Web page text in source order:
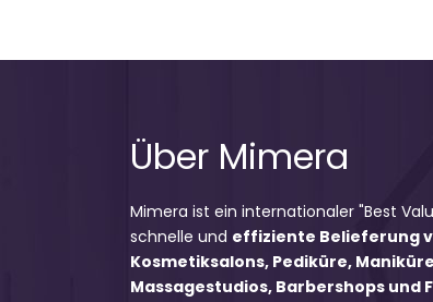
Über Mimera
Mimera ist ein internationaler "Best
schnelle und effiziente Belieferung
Kosmetiksalons, Pediküre,
Massagestudios, Barbershops und